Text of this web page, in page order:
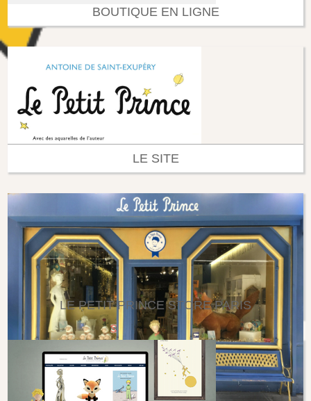
BOUTIQUE EN LIGNE
LE SITE
LE PETIT PRINCE STORE PARIS